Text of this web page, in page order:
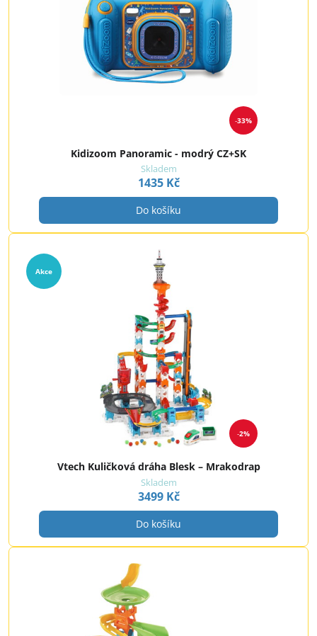
33%
Kidizoom Panoramic - modrý CZ+SK
Skladem
1435 Kč
Do košíku
2%
Akce
Vtech Kuličková dráha Blesk – Mrakodrap
Skladem
3499 Kč
Do košíku